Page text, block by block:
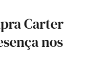
Carter
nos